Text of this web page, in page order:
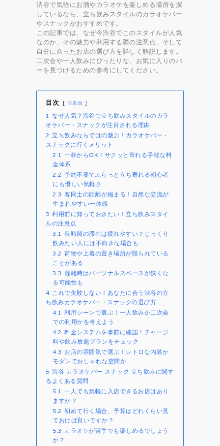
渋谷で気軽にお酒やカラオケを楽しめる場所を探
しているなら、立ち飲みスタイルのカラオケバー
やスナックがおすすめです。
この記事では、なぜ今渋谷でこのスタイルが人気
なのか、その魅力や利用する際の注意点、そして
自分に合ったお店の選び方を詳しく解説します。
二次会や一人飲みにぴったりな、お気に入りのバ
ーを見つけるための参考にしてください。
目次 非表示
1 なぜ人気？渋谷で立ち飲みスタイルのカラ
オケバー・スナックが注目される理由
2 立ち飲みならではの魅力！カラオケバー・
スナックに行くメリット
2.1 一杯からOK！サクッと寄れる手軽な料
金体系
2.2 予約不要でふらっと立ち寄れる初心者
にも優しい気軽さ
2.3 客同士の距離が縮まる！自然な交流が
生まれやすい一体感
3 利用前に知っておきたい！立ち飲みスタイ
ルの注意点
3.1 長時間の滞在は疲れやすい？じっくり
飲みたい人には不向きな場合も
3.2 荷物や上着の置き場所が限られている
ことがある
3.3 混雑時はパーソナルスペースが狭くな
る可能性も
4 これで失敗しない！あなたに合う渋谷の立
ち飲みカラオケバー・スナックの選び方
4.1 利用シーンで選ぶ！一人飲みか二次会
での利用かを考えよう
4.2 料金システムを事前に確認！チャージ
料や飲み放題プランをチェック
4.3 お店の雰囲気で選ぶ！レトロな内装か
モダンでおしゃれな空間か
5 渋谷 カラオケバー スナック 立ち飲みに関す
るよくある質問
5.1 一人でも気軽に入店できるお店はあり
ますか？
5.2 初めて行く場合、予算はどれくらい見
ておけば良いですか？
5.3 カラオケが苦手でも楽しめるでしょう
か？